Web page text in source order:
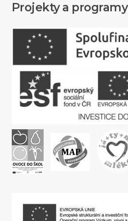
Projekty a programy